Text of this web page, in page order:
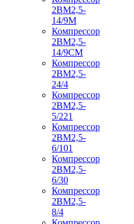
2ВМ2,5-
14/9М
Компрессор
2ВМ2,5-
14/9СМ
Компрессор
2ВМ2,5-
24/4
Компрессор
2ВМ2,5-
5/221
Компрессор
2ВМ2,5-
6/101
Компрессор
2ВМ2,5-
6/30
Компрессор
2ВМ2,5-
8/4